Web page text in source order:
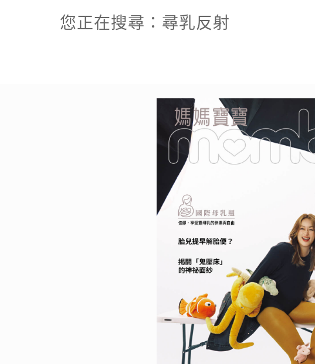
您正在搜尋：尋乳反射